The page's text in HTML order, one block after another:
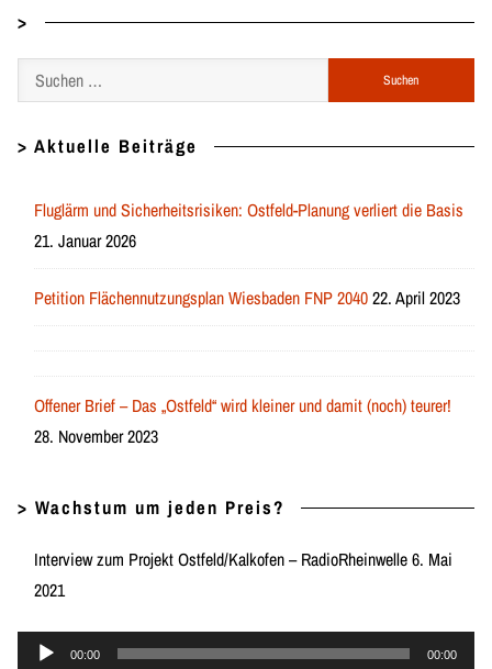
>
nach:
> Aktuelle Beiträge
Fluglärm und Sicherheitsrisiken: Ostfeld-Planung verliert die Basis
21. Januar 2026
Petition Flächennutzungsplan Wiesbaden FNP 204022. April 2023
Offener Brief – Das „Ostfeld“ wird kleiner und damit (noch) teurer!
28. November 2023
> Wachstum um jeden Preis?
Interview zum Projekt Ostfeld/Kalkofen – RadioRheinwelle 6. Mai
2021
Audio-
00:00 00:00